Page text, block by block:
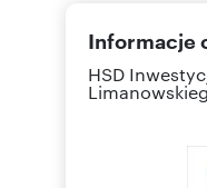
Informacje
HSD